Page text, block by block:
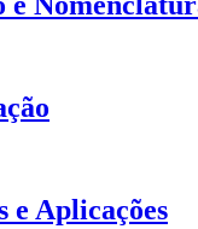
e Aplicações